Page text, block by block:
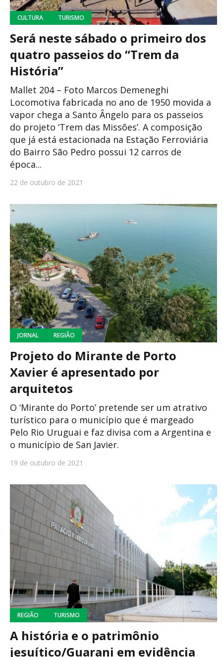
CULTURA TURISMO
Será neste sábado o primeiro dos
quatro passeios do “Trem da
História”
Mallet 204 – Foto Marcos Demeneghi
Locomotiva fabricada no ano de 1950 movida a
vapor chega a Santo Ângelo para os passeios
do projeto ‘Trem das Missões’. A composição
que já está estacionada na Estação Ferroviária
do Bairro São Pedro possui 12 carros de
época...
22 de outubro de 2021
JORNAL REGIÃO
Projeto do Mirante de Porto
Xavier é apresentado por
arquitetos
O ‘Mirante do Porto’ pretende ser um atrativo
turístico para o município que é margeado
Pelo Rio Uruguai e faz divisa com a Argentina e
o município de San Javier.
19 de outubro de 2021
REGIÃO TURISMO
A história e o patrimônio
jesuítico/Guarani em evidência